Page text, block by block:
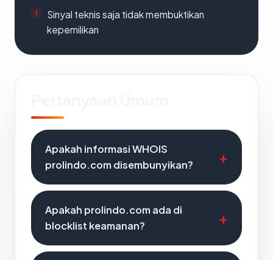
Sinyal teknis saja tidak membuktikan
kepemilikan
Apakah informasi WHOIS
prolindo.com disembunyikan?
Apakah prolindo.com ada di
blocklist keamanan?